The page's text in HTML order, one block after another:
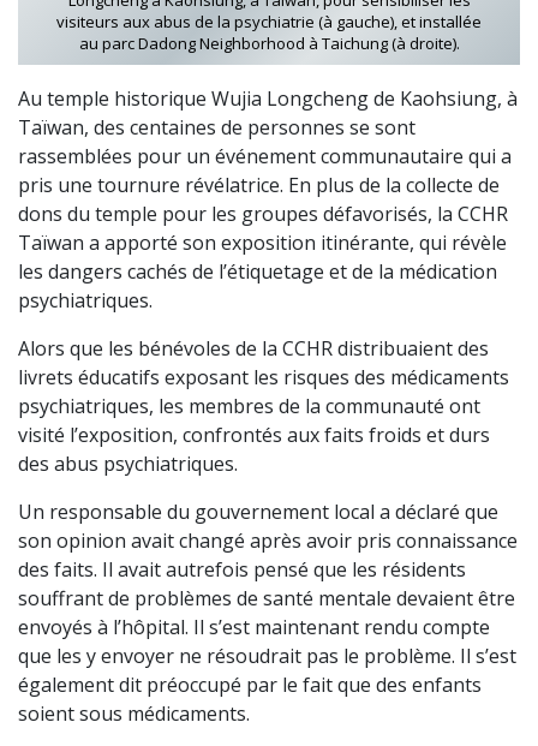
visiteurs aux abus de la psychiatrie (à gauche), et installée
au parc Dadong Neighborhood à Taichung (à droite).
Au temple historique Wujia Longcheng de Kaohsiung, à
Taïwan, des centaines de personnes se sont
rassemblées pour un événement communautaire qui a
pris une tournure révélatrice. En plus de la collecte de
dons du temple pour les groupes défavorisés, la CCHR
Taïwan a apporté son exposition itinérante, qui révèle
les dangers cachés de l’étiquetage et de la médication
psychiatriques.
Alors que les bénévoles de la CCHR distribuaient des
livrets éducatifs exposant les risques des médicaments
psychiatriques, les membres de la communauté ont
visité l’exposition, confrontés aux faits froids et durs
des abus psychiatriques.
Un responsable du gouvernement local a déclaré que
son opinion avait changé après avoir pris connaissance
des faits. Il avait autrefois pensé que les résidents
souffrant de problèmes de santé mentale devaient être
envoyés à l’hôpital. Il s’est maintenant rendu compte
que les y envoyer ne résoudrait pas le problème. Il s’est
également dit préoccupé par le fait que des enfants
soient sous médicaments.